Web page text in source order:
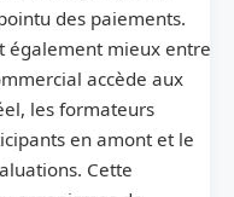
des paiements.
également mieux entre
accède aux
les formateurs
en amont et le
Cette